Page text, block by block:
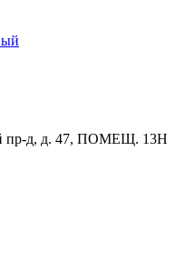
пр-д, д. 47, ПОМЕЩ. 13Н